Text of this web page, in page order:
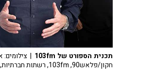
תכנית הספורט של 103fm
| צילומים:
חקון/פלאש90, 103fm, רשתות חברתיות, עיבודי AI